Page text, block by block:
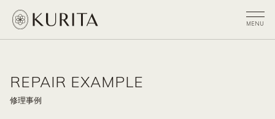
REPAIR EXAMPLE
修理事例